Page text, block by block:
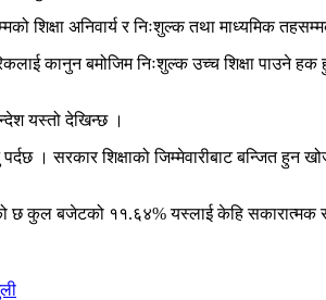
शिक्षा अनिवार्य र निःशुल्क तथा माध्यमिक
कानुन बमोजिम निःशुल्क उच्च शिक्षा पाउने हक
यस्तो देखिन्छ ।
। सरकार शिक्षाको जिम्मेवारीबाट बन्जित हुन
छ कुल बजेटको ११.६४% यस्लाई केहि सकारात्मक